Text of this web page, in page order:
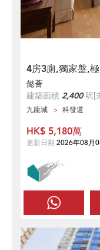
4房3廁,獨家盤,
懿薈
建築面積 2,400呎[
九龍城 科發道
HK$ 5,180萬
更新日期 2026年08月